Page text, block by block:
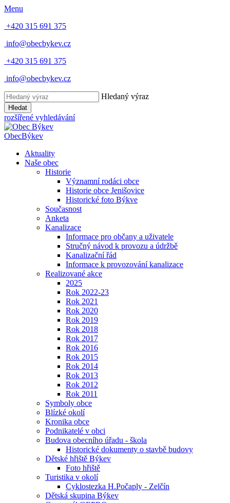
Menu
+420 315 691 375
info@obecbykev.cz
+420 315 691 375
info@obecbykev.cz
Hledaný výraz
Hledat
rozšířené vyhledávání
ObecBýkev
Aktuality
Naše obec
Historie
Významní rodáci obce
Historie obce Jenišovice
Historické foto Býkve
Současnost
Anketa
Kanalizace
Informace pro občany a uživatele
Stručný návod k provozu a údržbě
Kanalizační řád
Informace k provozování kanalizace
Realizované akce
2025
Rok 2022-23
Rok 2021
Rok 2020
Rok 2019
Rok 2018
Rok 2017
Rok 2016
Rok 2015
Rok 2014
Rok 2013
Rok 2012
Rok 2011
Symboly obce
Blízké okolí
Kronika obce
Podnikatelé v obci
Budova obecního úřadu - škola
Historické dokumenty o stavbě budovy
Dětské hřiště Býkev
Foto hřiště
Turistika v okolí
Cyklostezka H.Počaply - Zelčín
Dětská skupina Býkev